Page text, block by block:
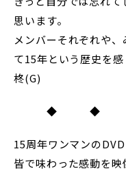
思います。
メンバーそれぞれや
て15年という歴史を感
柊(G)
◆ ◆
15周年ワンマンのDVD
皆で味わった感動を映